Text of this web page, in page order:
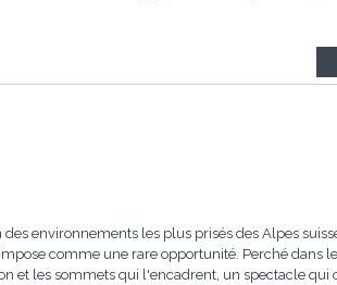
environnements les plus prisés des Alpes
comme une rare opportunité. Perché dans
et les sommets qui l'encadrent, un spectacle qui